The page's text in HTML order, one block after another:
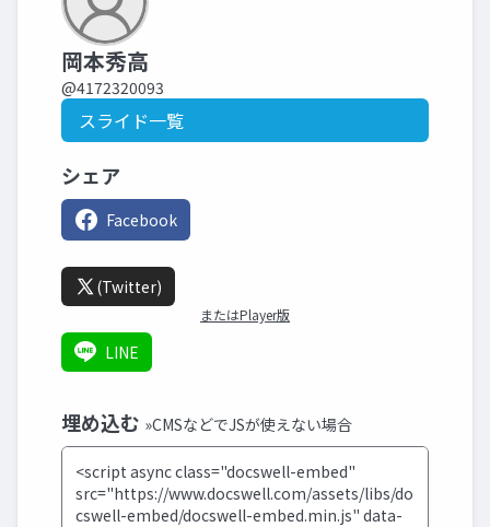
岡本秀高
@4172320093
スライド一覧
シェア
Facebook
(Twitter)
またはPlayer版
LINE
埋め込む »CMSなどでJSが使えない場合